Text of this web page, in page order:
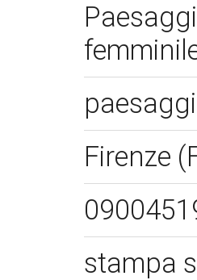
Firenze
stampa